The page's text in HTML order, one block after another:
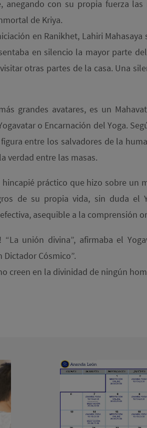
anegando con su propia fuerza
de Kriya.
en Ranikhet, Lahiri
en silencio la mayor parte
otras partes de la casa. Una
grandes avatares, es un
o Encarnación del Yoga.
entre los salvadores de la
verdad entre las masas.
práctico que hizo sobre
de su propia vida, sin duda el
asequible a la comprensión
“La unión divina”, afirmaba el
Cósmico”.
creen en la divinidad de ningún